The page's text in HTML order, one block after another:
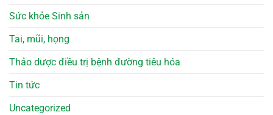
Sức khỏe Sinh sản
Tai, mũi, họng
Thảo dược điều trị bệnh đường tiêu hóa
Tin tức
Uncategorized